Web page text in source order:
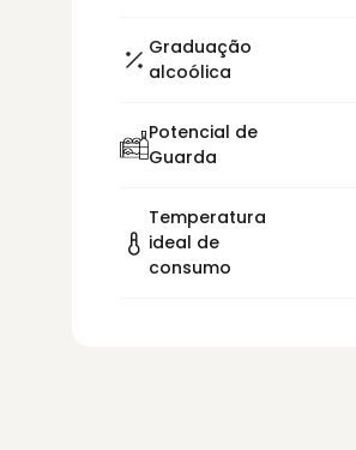
Graduação
alcoólica
Potencial de
Guarda
Temperatura
ideal de
consumo